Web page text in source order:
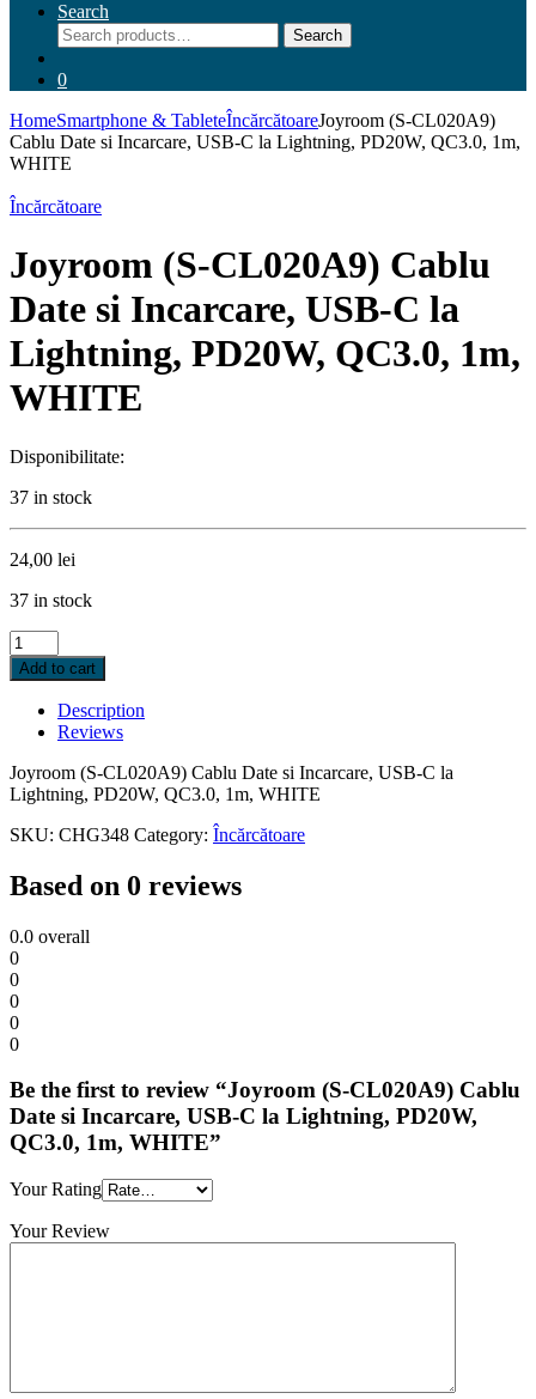
Search
Search
for:
Search
0
HomeSmartphone & TableteÎncărcătoareJoyroom (S-CL020A9)
Cablu Date si Incarcare, USB-C la Lightning, PD20W, QC3.0, 1m,
WHITE
Încărcătoare
Joyroom (S-CL020A9) Cablu
Date si Incarcare, USB-C la
Lightning, PD20W, QC3.0, 1m,
WHITE
Disponibilitate:
37 in stock
24,00 lei
37 in stock
Joyroom
(S-
CL020A9)
Cablu
Date
Incarcare,
USB-
la
PD20W,
QC3.0,
WHITE
quantity
Add to cart
Description
Reviews
Joyroom (S-CL020A9) Cablu Date si Incarcare, USB-C la
Lightning, PD20W, QC3.0, 1m, WHITE
SKU: CHG348 Category: Încărcătoare
Based on 0 reviews
0.0 overall
0
0
0
0
0
Be the first to review “Joyroom (S-CL020A9) Cablu
Date si Incarcare, USB-C la Lightning, PD20W,
QC3.0, 1m, WHITE”
Your Rating
Your Review